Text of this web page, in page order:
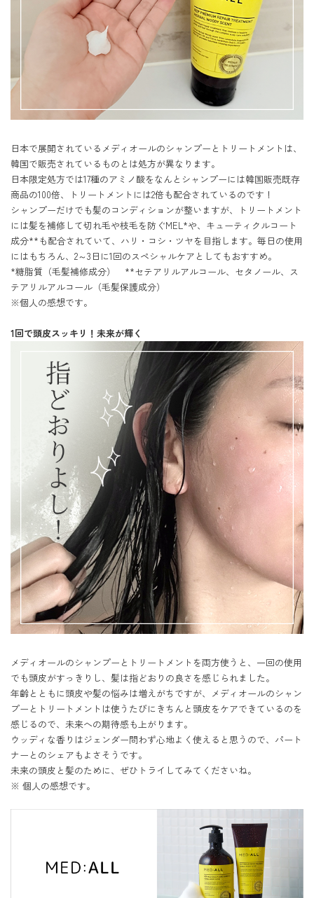
日本で展開されているメディオールのシャンプーとトリートメントは、
韓国で販売されているものとは処方が異なります。
日本限定処方では17種のアミノ酸をなんとシャンプーには韓国販売既存
商品の100倍、トリートメントには2倍も配合されているのです！
シャンプーだけでも髪のコンディションが整いますが、トリートメント
には髪を補修して切れ毛や枝毛を防ぐMEL*や、キューティクルコート
成分**も配合されていて、ハリ・コシ・ツヤを目指します。毎日の使用
にはもちろん、2～3日に1回のスペシャルケアとしてもおすすめ。
*糖脂質（毛髪補修成分）　**セテアリルアルコール、セタノール、ス
テアリルアルコール（毛髪保護成分）
※個人の感想です。
1回で頭皮スッキリ！未来が輝く
メディオールのシャンプーとトリートメントを両方使うと、一回の使用
でも頭皮がすっきりし、髪は指どおりの良さを感じられました。
年齢とともに頭皮や髪の悩みは増えがちですが、メディオールのシャン
プーとトリートメントは使うたびにきちんと頭皮をケアできているのを
感じるので、未来への期待感も上がります。
ウッディな香りはジェンダー問わず心地よく使えると思うので、パート
ナーとのシェアもよさそうです。
未来の頭皮と髪のために、ぜひトライしてみてくださいね。
※ 個人の感想です。